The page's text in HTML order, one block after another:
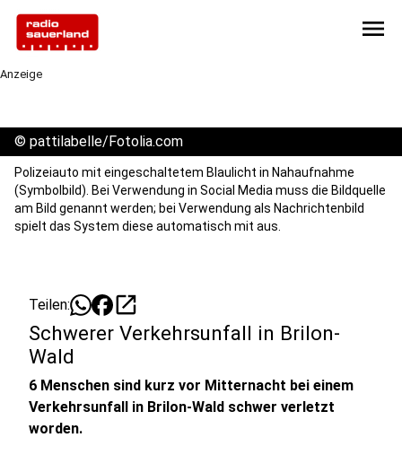
menu
Anzeige
© pattilabelle/Fotolia.com
Polizeiauto mit eingeschaltetem Blaulicht in Nahaufnahme
(Symbolbild). Bei Verwendung in Social Media muss die Bildquelle
am Bild genannt werden; bei Verwendung als Nachrichtenbild
spielt das System diese automatisch mit aus.
Teilen: open_in_new
Schwerer Verkehrsunfall in Brilon-
Wald
6 Menschen sind kurz vor Mitternacht bei einem
Verkehrsunfall in Brilon-Wald schwer verletzt
worden.